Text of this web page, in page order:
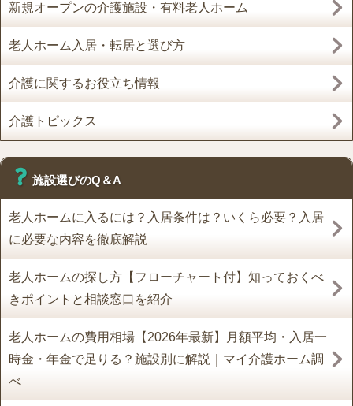
新規オープンの介護施設・有料老人ホーム
老人ホーム入居・転居と選び方
介護に関するお役立ち情報
介護トピックス
施設選びのQ＆A
老人ホームに入るには？入居条件は？いくら必要？入居
に必要な内容を徹底解説
老人ホームの探し方【フローチャート付】知っておくべ
きポイントと相談窓口を紹介
老人ホームの費用相場【2026年最新】月額平均・入居一
時金・年金で足りる？施設別に解説｜マイ介護ホーム調
べ